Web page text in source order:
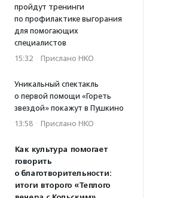
пройдут тренинги
по профилактике выгорания
для помогающих
специалистов
15:32 · Прислано НКО
Уникальный спектакль
о первой помощи «Гореть
звездой» покажут в Пушкино
13:58 · Прислано НКО
Как культура помогает
говорить
о благотворительности:
итоги второго «Теплого